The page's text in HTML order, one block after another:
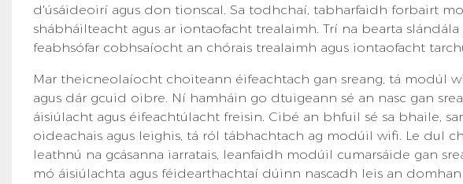
d'úsáideoirí agus don tionscal. Sa todhchaí, tabharfaidh forbairt
shábháilteacht agus ar iontaofacht trealaimh. Trí na bearta
feabhsófar cobhsaíocht an chórais trealaimh agus iontaofacht
Mar theicneolaíocht choiteann éifeachtach gan sreang, tá modúl
agus dár gcuid oibre. Ní hamháin go dtuigeann sé an nasc gan
áisiúlacht agus éifeachtúlacht freisin. Cibé an bhfuil sé sa bhaile,
oideachais agus leighis, tá ról tábhachtach ag modúil wifi. Le dul
leathnú na gcásanna iarratais, leanfaidh modúil cumarsáide gan
mó áisiúlachta agus féidearthachtaí dúinn nascadh leis an